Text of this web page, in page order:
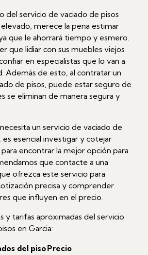
del servicio de vaciado de pisos
merece la pena estimar
que le ahorrará tiempo y esmero.
que lidiar con sus muebles viejos
en especialistas que lo van a
Además de esto, al contratar un
de pisos, puede estar seguro de
se eliminan de manera segura y
un servicio de vaciado de
es esencial investigar y cotejar
encontrar la mejor opción para
que contacte a una
ofrezca este servicio para
precisa y comprender
que influyen en el precio.
y tarifas aproximadas del servicio
en Garcia:
del pisoPrecio